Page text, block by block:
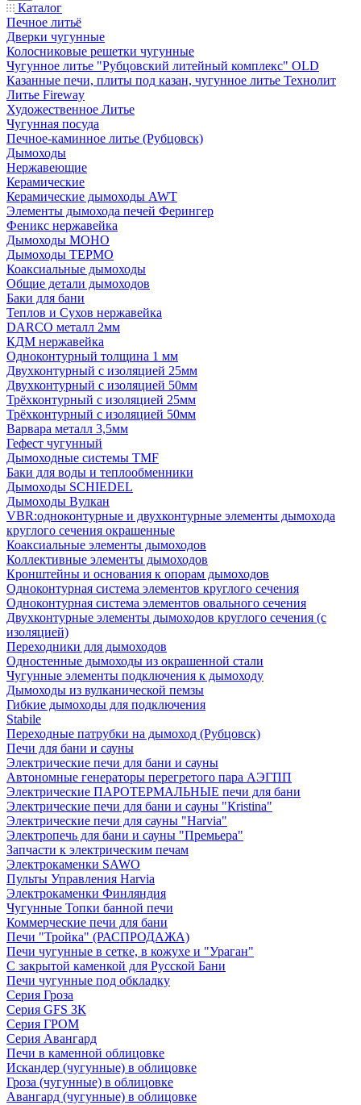
Каталог
Печное литьё
Дверки чугунные
Колосниковые решетки чугунные
Чугунное литье "Рубцовский литейный комплекс" OLD
Казанные печи, плиты под казан, чугунное литье Технолит
Литье Fireway
Художественное Литье
Чугунная посуда
Печное-каминное литье (Рубцовск)
Дымоходы
Нержавеющие
Керамические
Керамические дымоходы AWT
Элементы дымохода печей Ферингер
Феникс нержавейка
Дымоходы МОНО
Дымоходы ТЕРМО
Коаксиальные дымоходы
Общие детали дымоходов
Баки для бани
Теплов и Сухов нержавейка
DARCO металл 2мм
КДМ нержавейка
Одноконтурный толщина 1 мм
Двухконтурный с изоляцией 25мм
Двухконтурный с изоляцией 50мм
Трёхконтурный с изоляцией 25мм
Трёхконтурный с изоляцией 50мм
Варвара металл 3,5мм
Гефест чугунный
Дымоходные системы TMF
Баки для воды и теплообменники
Дымоходы SCHIEDEL
Дымоходы Вулкан
VBR:одноконтурные и двухконтурные элементы дымохода
круглого сечения окрашенные
Коаксиальные элементы дымоходов
Коллективные элементы дымоходов
Кронштейны и основания к опорам дымоходов
Одноконтурная система элементов круглого сечения
Одноконтурная система элементов овального сечения
Двухконтурные элементы дымоходов круглого сечения (с
изоляцией)
Переходники для дымоходов
Одностенные дымоходы из окрашенной стали
Чугунные элементы подключения к дымоходу
Дымоходы из вулканической пемзы
Гибкие дымоходы для подключения
Stabile
Переходные патрубки на дымоход (Рубцовск)
Печи для бани и сауны
Электрические печи для бани и сауны
Автономные генераторы перегретого пара АЭГПП
Электрические ПАРОТЕРМАЛЬНЫЕ печи для бани
Электрические печи для бани и сауны "Кristina"
Электрические печи для сауны "Harvia"
Электропечь для бани и сауны "Премьера"
Запчасти к электрическим печам
Электрокаменки SAWO
Пульты Управления Harvia
Электрокаменки Финляндия
Чугунные Топки банной печи
Коммерческие печи для бани
Печи "Тройка" (РАСПРОДАЖА)
Печи чугунные в сетке, в кожухе и "Ураган"
С закрытой каменкой для Русской Бани
Печи чугунные под обкладку
Серия Гроза
Серия GFS ЗК
Серия ГРОМ
Серия Авангард
Печи в каменной облицовке
Искандер (чугунные) в облицовке
Гроза (чугунные) в облицовке
Авангард (чугунные) в облицовке